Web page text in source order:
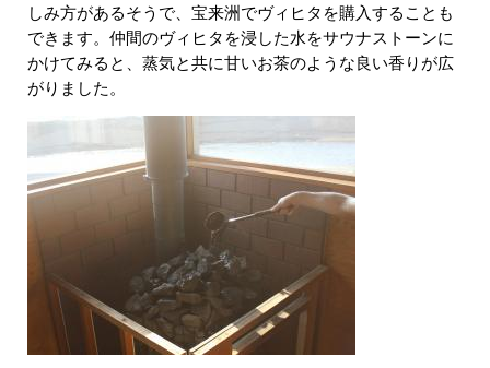
しみ方があるそうで、宝来洲でヴィヒタを購入することも
できます。仲間のヴィヒタを浸した水をサウナストーンに
かけてみると、蒸気と共に甘いお茶のような良い香りが広
がりました。